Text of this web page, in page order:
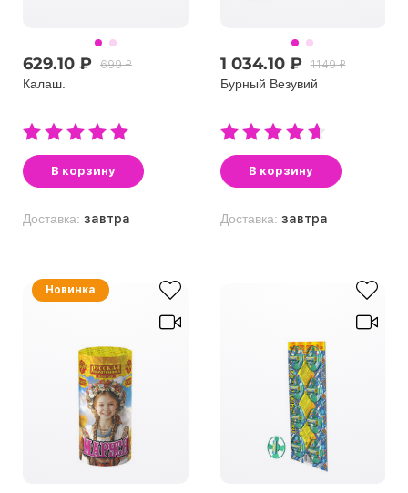
629.10 ₽ 699 ₽
Калаш.
В корзину
Доставка: завтра
1 034.10 ₽ 1149 ₽
Бурный Вeзувий
В корзину
Доставка: завтра
Новинка